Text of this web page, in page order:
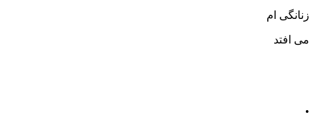
زنانگی ام
می افتد
•